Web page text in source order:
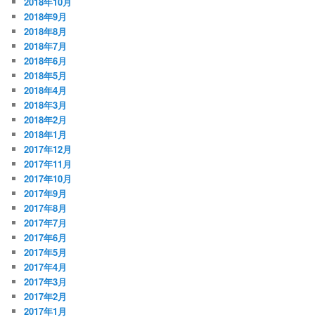
2018年9月
2018年8月
2018年7月
2018年6月
2018年5月
2018年4月
2018年3月
2018年2月
2018年1月
2017年12月
2017年11月
2017年10月
2017年9月
2017年8月
2017年7月
2017年6月
2017年5月
2017年4月
2017年3月
2017年2月
2017年1月